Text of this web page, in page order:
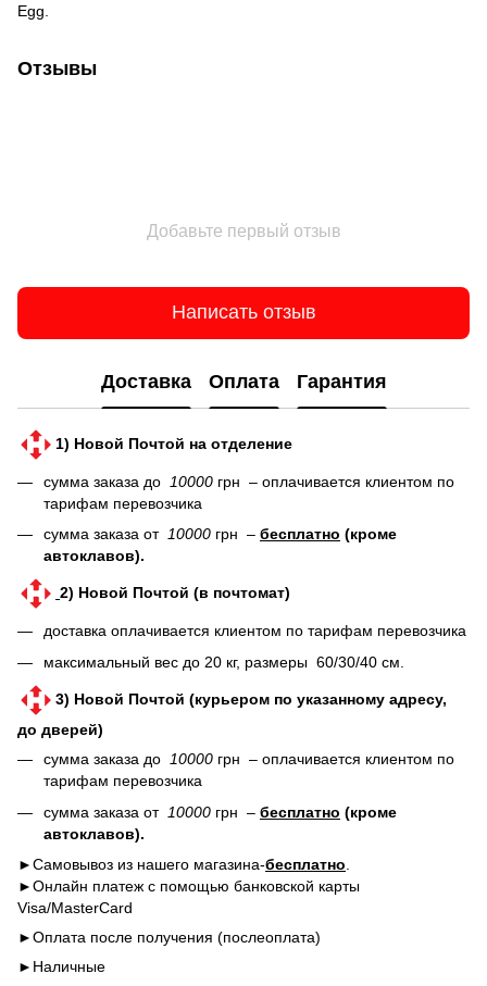
Egg.
Отзывы
Добавьте первый отзыв
Написать отзыв
Доставка Оплата Гарантия
1) Новой Почтой на отделение
сумма заказа до 10000 грн – оплачивается клиентом по
тарифам перевозчика
сумма заказа от 10000 грн – бесплатно (кроме
автоклавов).
2) Новой Почтой (в почтомат)
доставка оплачивается клиентом по тарифам перевозчика
максимальный вес до 20 кг, размеры 60/30/40 см.
3) Новой Почтой (курьером по указанному адресу,
до дверей)
сумма заказа до 10000 грн – оплачивается клиентом по
тарифам перевозчика
сумма заказа от 10000 грн – бесплатно (кроме
автоклавов).
►Самовывоз из нашего магазина-бесплатно
►Онлайн платеж с помощью банковской карты
Visa/MasterCard
►Оплата после получения (послеоплата)
►Наличные